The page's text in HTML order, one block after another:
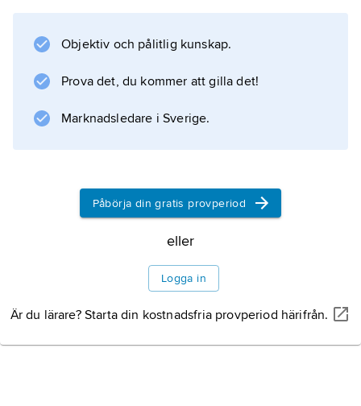
Som litteraturspråk användes de i körlyrik och
bevarade, t.ex. långt
a-, h
. Antalet långvokaler var fem. I Tsakonien
nordöst om Sparta lever ännu doriska
dialektdrag kvar. Jämför
.
Objektiv och pålitlig kunskap.
Prova det, du kommer att gilla det!
Marknadsledare i Sverige.
Påbörja din gratis provperiod
eller
Logga in
Är du lärare? Starta din kostnadsfria provperiod härifrån.